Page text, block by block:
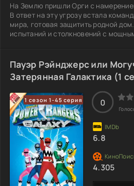
На Землю пришли Орги с
В ответ на эту угрозу встала
мира, готовая защитить родной
испытаний и столкновений с
способности и навыки, чтобы
захватчиков. Подготовьтесь к
дружба становятся ключевыми
выживание. Что же произойдет,
Пауэр Рэйнджерс или
Затерянная Галактика (1
1 сезон 1-45 серия 0
6.8
4.305